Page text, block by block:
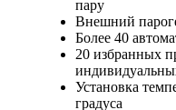
пару
Внешний
Более 40
20 избранных
Установка
градуса